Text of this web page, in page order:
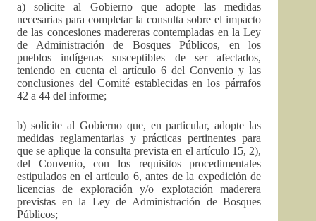
a) solicite al Gobierno que adopte las medidas
necesarias para completar la consulta sobre el impacto
de las concesiones madereras contempladas en la Ley
de Administración de Bosques Públicos, en los
pueblos indígenas susceptibles de ser afectados,
teniendo en cuenta el artículo 6 del Convenio y las
conclusiones del Comité establecidas en los párrafos
42 a 44 del informe;
b) solicite al Gobierno que, en particular, adopte las
medidas reglamentarias y prácticas pertinentes para
que se aplique la consulta prevista en el artículo 15, 2),
del Convenio, con los requisitos procedimentales
estipulados en el artículo 6, antes de la expedición de
licencias de exploración y/o explotación maderera
previstas en la Ley de Administración de Bosques
Públicos;